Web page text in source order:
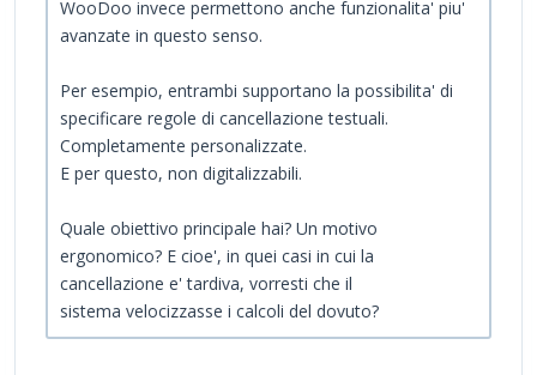
WooDoo invece permettono anche funzionalita' piu'
avanzate in questo senso.
Per esempio, entrambi supportano la possibilita' di
specificare regole di cancellazione testuali.
Completamente personalizzate.
E per questo, non digitalizzabili.
Quale obiettivo principale hai? Un motivo
ergonomico? E cioe', in quei casi in cui la
cancellazione e' tardiva, vorresti che il
sistema velocizzasse i calcoli del dovuto?